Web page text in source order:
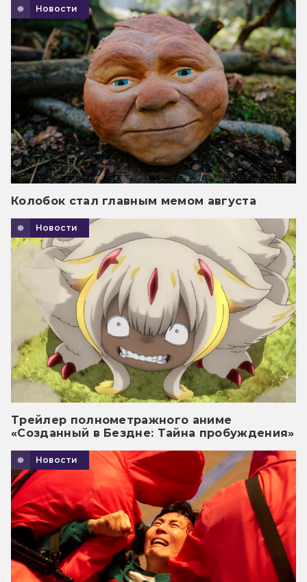
Новости
Колобок стал главным мемом августа
Новости
Трейлер полнометражного аниме
«Созданный в Бездне: Тайна пробуждения»
Новости